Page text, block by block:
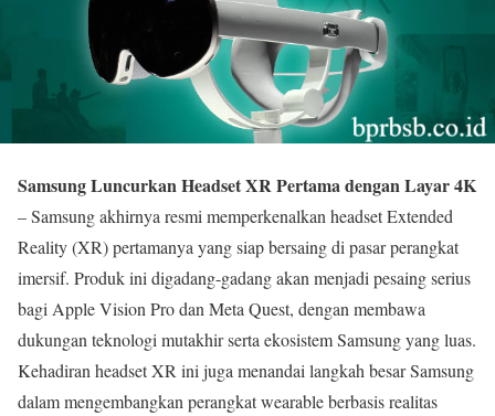
Samsung Luncurkan Headset XR Pertama dengan Layar 4K
– Samsung akhirnya resmi memperkenalkan headset Extended
Reality (XR) pertamanya yang siap bersaing di pasar perangkat
imersif. Produk ini digadang-gadang akan menjadi pesaing serius
bagi Apple Vision Pro dan Meta Quest, dengan membawa
dukungan teknologi mutakhir serta ekosistem Samsung yang luas.
Kehadiran headset XR ini juga menandai langkah besar Samsung
dalam mengembangkan perangkat wearable berbasis realitas